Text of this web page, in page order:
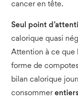
cancer en tête.
Seul point
calorique quasi
Attention à ce que
forme de
bilan calorique
consommer